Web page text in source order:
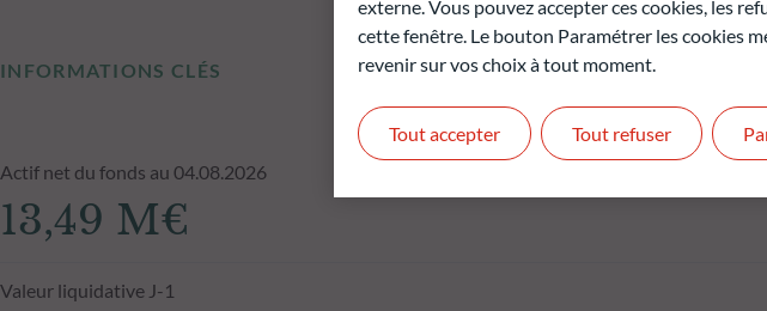
INFORMATIONS CLÉS
Actif net du fonds au 04.08.2026
13,49 M€
Valeur liquidative J-1
externe. Vous pouvez accepter ces cookies, les
cette fenêtre. Le bouton Paramétrer les cookies
revenir sur vos choix à tout moment.
Tout refuser
Tout accepter